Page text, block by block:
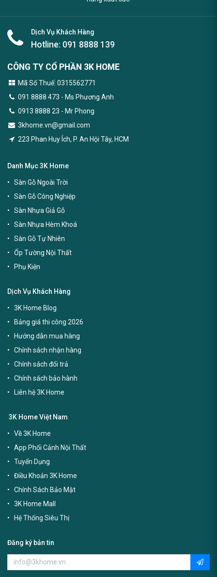
Dịch Vụ Khách Hàng
Hotline: 091 8888 139
CÔNG TY CỔ PHẦN 3K HOME
Mã Số Thuế: 0315562771
091 8888 473 - Ms Phương Anh
0913 8888 23 - Mr Phong
3khome.vn@gmail.com
223 Phan Huy Ích, P. An Hội Tây, HCM
Danh Mục 3K Home
Sàn Gỗ Ngoài Trời
Sàn Gỗ Công Nghiệp
Sàn Nhựa Giả Gỗ
Sàn Nhựa Hèm Khoá
Sàn Gỗ Tự Nhiên
Ốp Tường Nội Thất
Phụ Kiện
Dịch Vụ Khách Hàng
3K Home Blog
Bảng giá thi công 2026
Hướng dẫn mua hàng
Chính sách nhận hàng
Chính sách đổi trả
Chính sách bảo hành
Liên hệ 3K Home
3K Home Việt Nam
Về 3K Home
App Phối Cảnh Nội Thất
Tuyển Dụng
Điều Khoản 3K Home
Chính Sách Bảo Mật
3K Home Mall
Hệ Thống Siêu Thị
Đăng ký bản tin